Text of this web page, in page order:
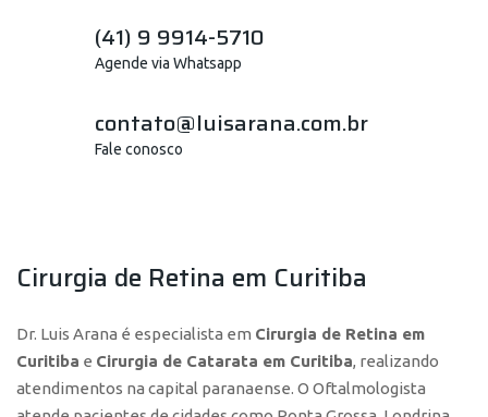
(41) 9 9914-5710
Agende via Whatsapp
contato@luisarana.com.br
Fale conosco
Cirurgia de Retina em Curitiba
Dr. Luis Arana é especialista em Cirurgia de Retina em
Curitiba e Cirurgia de Catarata em Curitiba, realizando
atendimentos na capital paranaense. O Oftalmologista